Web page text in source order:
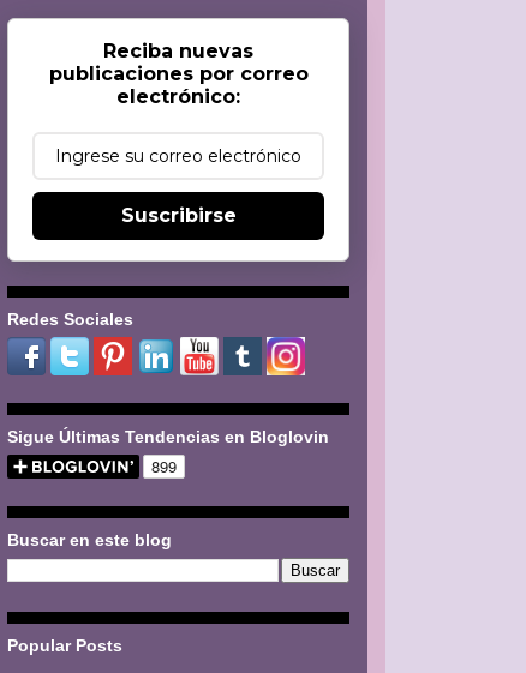
Reciba nuevas
publicaciones por correo
electrónico:
Suscribirse
Redes Sociales
Sigue Últimas Tendencias en Bloglovin
Buscar en este blog
Popular Posts